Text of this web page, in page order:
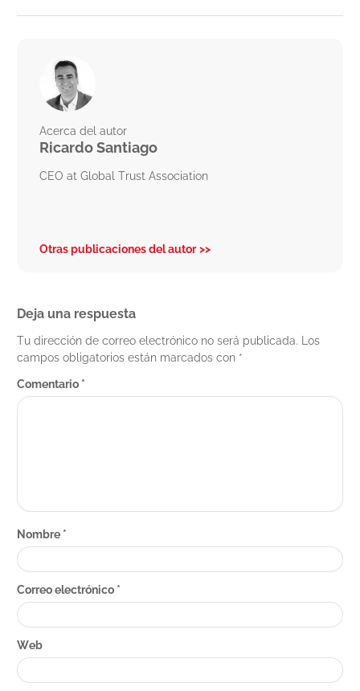
Acerca del autor
Ricardo Santiago
CEO at Global Trust Association
Otras publicaciones del autor
Deja una respuesta
Tu dirección de correo electrónico no será publicada. Los
campos obligatorios están marcados con *
Comentario *
Nombre *
Correo electrónico *
Web